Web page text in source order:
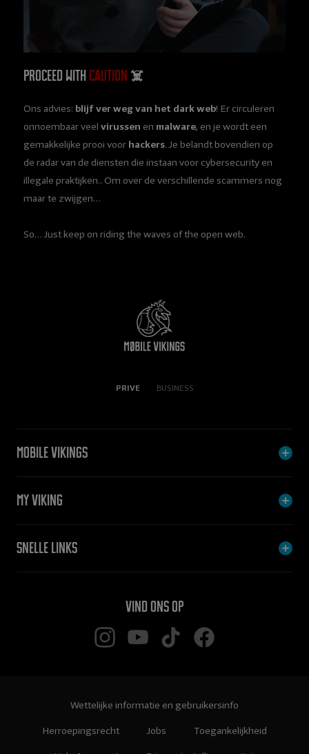
Proceed withcaution ☠️
Ons advies: blijf ver weg van het dark web! Er circuleren
onnoembaar veel virussen en malware, en je wordt een
gemakkelijke prooi voor hackers. Je belandt bovendien op
de radar van de diensten die instaan voor cybersecurity en
illegale praktijken.. Om over de verschillende scammers nog
maar te zwijgen…
So… Just keep on riding the waves of the open web.
PRIVE BUSINESS
Mobile Vikings
My Viking
Snelle links
Vind ons op
Wettelijke informatie en gebruikersinfo
Herroepingsrecht Jobs Toegankelijkheid